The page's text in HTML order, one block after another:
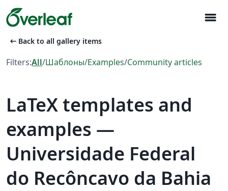
menu
arrow_left_alt Back to all gallery items
Filters:All/Шаблоны/Examples/Community articles
LaTeX templates and
examples —
Universidade Federal
do Recôncavo da Bahia